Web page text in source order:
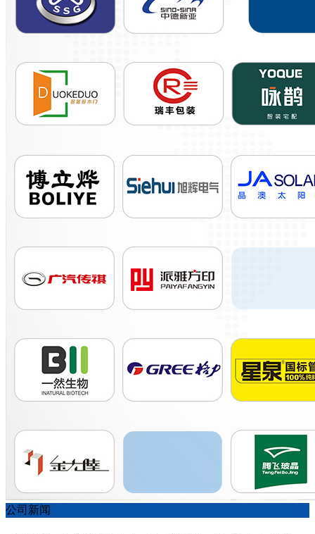
公司新闻